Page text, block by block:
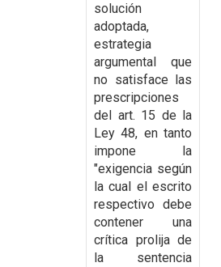
solución
adoptada,
estrategia
argumental que
no satisface las
prescripciones
del art. 15 de la
Ley 48, en tanto
impone la
"exigencia según
la cual el escrito
respectivo debe
contener una
crítica prolija de
la sentencia